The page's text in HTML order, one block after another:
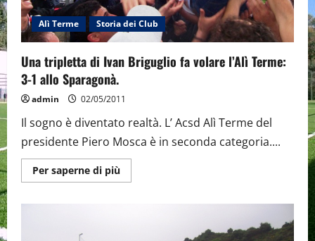
Alì Terme Storia dei Club
Una tripletta di Ivan Briguglio fa volare l’Alì Terme:
3-1 allo Sparagonà.
admin 02/05/2011
Il sogno è diventato realtà. L’ Acsd Alì Terme del
presidente Piero Mosca è in seconda categoria....
Per saperne di piùMaggiori
informazioni